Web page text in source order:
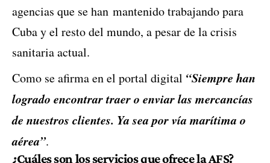
agencias que se han mantenido trabajando para
Cuba y el resto del mundo, a pesar de la crisis
sanitaria actual.
Como se afirma en el portal digital “Siempre han
logrado encontrar traer o enviar las mercancías
de nuestros clientes. Ya sea por vía marítima o
aérea”.
¿Cuáles son los servicios que ofrece la AFS?